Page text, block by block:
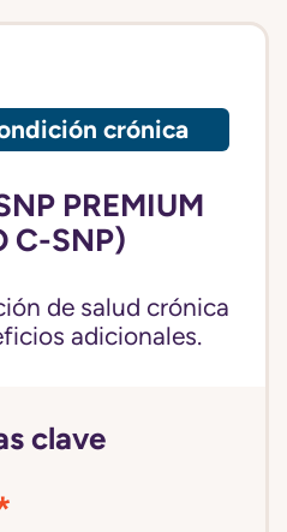
crónica
PREMIUM
C-SNP)
de salud crónica
adicionales.
clave